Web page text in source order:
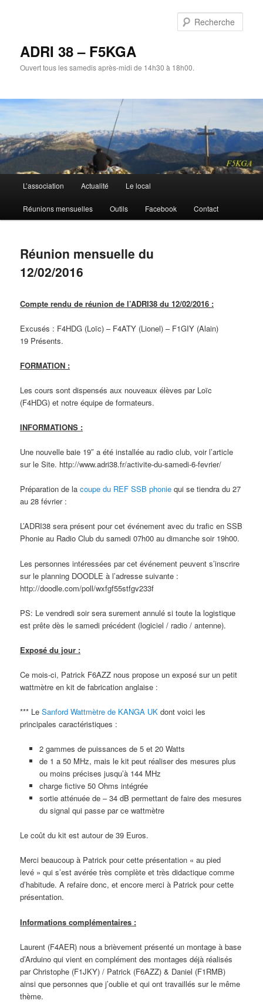
ADRI 38 – F5KGA
Ouvert tous les samedis après-midi de 14h30 à 18h00.
principal
L’association Actualité Le local
Réunions mensuelles Outils Facebook Contact
Réunion mensuelle du
12/02/2016
Compte rendu de réunion de l’ADRI38 du 12/02/2016 :
Excusés : F4HDG (Loïc) – F4ATY (Lionel) – F1GIY (Alain)
19 Présents.
FORMATION :
Les cours sont dispensés aux nouveaux élèves par Loïc
(F4HDG) et notre équipe de formateurs.
INFORMATIONS :
Une nouvelle baie 19″ a été installée au radio club, voir l’article
sur le Site. http://www.adri38.fr/activite-du-samedi-6-fevrier/
Préparation de lacoupe du REF SSB phonie qui se tiendra du 27
au 28 février :
L’ADRI38 sera présent pour cet événement avec du trafic en SSB
Phonie au Radio Club du samedi 07h00 au dimanche soir 19h00.
Les personnes intéressées par cet événement peuvent s’inscrire
sur le planning DOODLE à l’adresse suivante :
http://doodle.com/poll/wxfgf55stfgv233f
PS: Le vendredi soir sera surement annulé si toute la logistique
est prête dès le samedi précédent (logiciel / radio / antenne).
Exposé du jour :
Ce mois-ci, Patrick F6AZZ nous propose un exposé sur un petit
wattmètre en kit de fabrication anglaise :
*** LeSanford Wattmètre de KANGA UK dont voici les
principales caractéristiques :
2 gammes de puissances de 5 et 20 Watts
de 1 a 50 MHz, mais le kit peut réaliser des mesures plus
ou moins précises jusqu’à 144 MHz
charge fictive 50 Ohms intégrée
sortie atténuée de – 34 dB permettant de faire des mesures
du signal qui passe par ce wattmètre
Le coût du kit est autour de 39 Euros.
Merci beaucoup à Patrick pour cette présentation « au pied
levé » qui s’est avérée très complète et très didactique comme
d’habitude. A refaire donc, et encore merci à Patrick pour cette
présentation.
Informations complémentaires :
Laurent (F4AER) nous a brièvement présenté un montage à base
d’Arduino qui vient en complément des montages déjà réalisés
par Christophe (F1JKY) / Patrick (F6AZZ) & Daniel (F1RMB)
ainsi que personnes que j’oublie et qui ont travaillés sur le même
thème.